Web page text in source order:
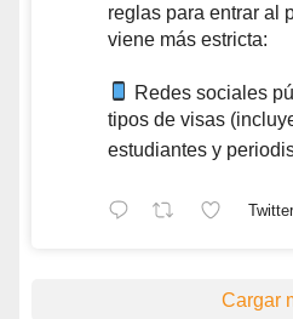
reglas para entrar al
viene más estricta:
Redes sociales
tipos de visas
estudiantes y
Twitter
Cargar